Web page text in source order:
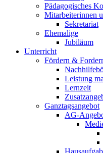
Pädagogisches
Mitarbeiterinnen
Sekretariat
Ehemalige
Jubiläum
Unterricht
Fördern &
Leistung
Lernzeit
Ganztagsangebot
AG-